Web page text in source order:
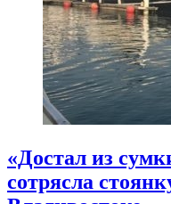
«Достал из
сотрясла